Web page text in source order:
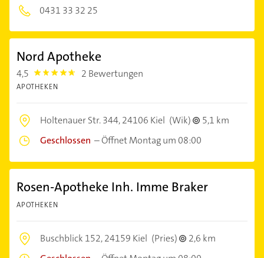
0431 33 32 25
Nord Apotheke
4,5 4.5 2 Bewertungen
APOTHEKEN
Holtenauer Str. 344,24106 Kiel (Wik)
5,1 km
Geschlossen –Öffnet Montag um 08:00
Rosen-Apotheke Inh. Imme Braker
APOTHEKEN
Buschblick 152,24159 Kiel (Pries)
2,6 km